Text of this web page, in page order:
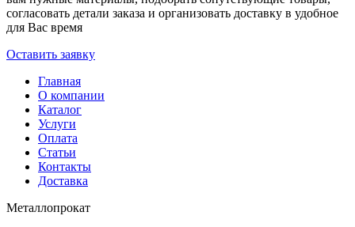
согласовать детали заказа и организовать доставку в удобное
для Вас время
Оставить заявку
Главная
О компании
Каталог
Услуги
Оплата
Статьи
Контакты
Доставка
Металлопрокат